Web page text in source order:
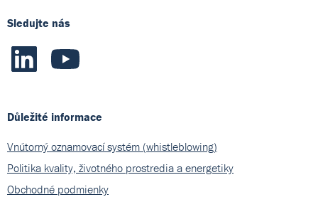
Sledujte nás
Důležité informace
Vnútorný oznamovací systém (whistleblowing)
Politika kvality, životného prostredia a energetiky
Obchodné podmienky